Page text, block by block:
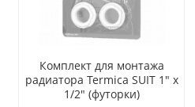
Комплект для монтажа
радиатора Termica SUIT 1" х
1/2" (футорки)